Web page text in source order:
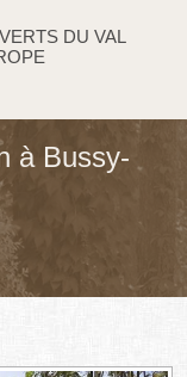
DU VAL
à Bussy-